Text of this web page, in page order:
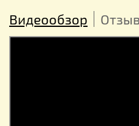
Видеообзор